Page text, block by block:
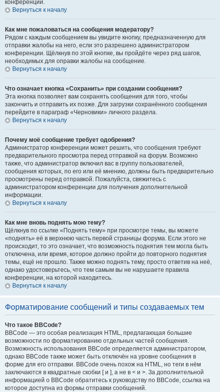
конференции.
Вернуться к началу
Как мне пожаловаться на сообщения модератору?
Рядом с каждым сообщением вы увидите кнопку, предназначенную для
отправки жалобы на него, если это разрешено администратором
конференции. Щёлкнув по этой кнопке, вы пройдёте через ряд шагов,
необходимых для оправки жалобы на сообщение.
Вернуться к началу
Что означает кнопка «Сохранить» при создании сообщения?
Эта кнопка позволяет вам сохранять сообщения для того, чтобы
закончить и отправить их позже. Для загрузки сохранённого сообщения
перейдите в параграф «Черновики» личного раздела.
Вернуться к началу
Почему моё сообщение требует одобрения?
Администратор конференции может решить, что сообщения требуют
предварительного просмотра перед отправкой на форум. Возможно
также, что администратор включил вас в группу пользователей,
сообщения которых, по его или её мнению, должны быть предварительно
просмотрены перед отправкой. Пожалуйста, свяжитесь с
администратором конференции для получения дополнительной
информации.
Вернуться к началу
Как мне вновь поднять мою тему?
Щёлкнув по ссылке «Поднять тему» при просмотре темы, вы можете
«поднять» её в верхнюю часть первой страницы форума. Если этого не
происходит, то это означает, что возможность поднятия тем могла быть
отключена, или время, которое должно пройти до повторного поднятия
темы, ещё не прошло. Также можно поднять тему, просто ответив на неё,
однако удостоверьтесь, что тем самым вы не нарушаете правила
конференции, на которой находитесь.
Вернуться к началу
Форматирование сообщений и типы создаваемых тем
Что такое BBCode?
BBCode — это особая реализация HTML, предлагающая большие
возможности по форматированию отдельных частей сообщения.
Возможность использования BBCode определяется администратором,
однако BBCode также может быть отключён на уровне сообщения в
форме для его отправки. BBCode очень похож на HTML, но теги в нём
заключаются в квадратные скобки [ и ], а не в < и >. За дополнительной
информацией о BBCode обратитесь к руководству по BBCode, ссылка на
которое доступна из формы отправки сообщений.